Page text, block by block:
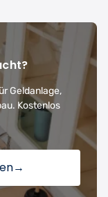
Geldanlage,
Kostenlos
→